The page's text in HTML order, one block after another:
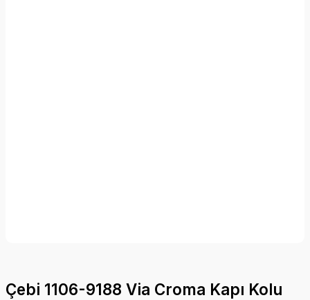
Çebi 1106-9188 Via Croma Kapı Kolu